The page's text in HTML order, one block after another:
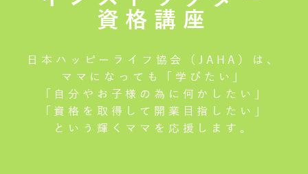
資格講座
日本ハッピーライフ協会（JAHA）は、
ママになっても「学びたい」
「自分やお子様の為に何かしたい」
「資格を取得して開業目指したい」
という輝くママを応援します。